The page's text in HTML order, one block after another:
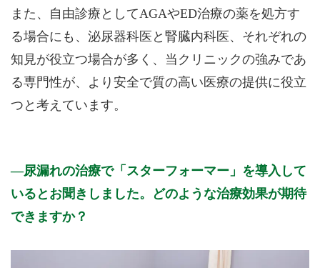
また、自由診療としてAGAやED治療の薬を処方す
る場合にも、泌尿器科医と腎臓内科医、それぞれの
知見が役立つ場合が多く、当クリニックの強みであ
る専門性が、より安全で質の高い医療の提供に役立
つと考えています。
尿漏れの治療で「スターフォーマー」を導入して
いるとお聞きしました。どのような治療効果が期待
できますか？